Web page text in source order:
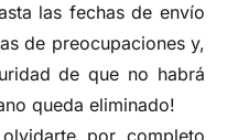
las fechas de envío
de preocupaciones y,
de que no habrá
queda eliminado!